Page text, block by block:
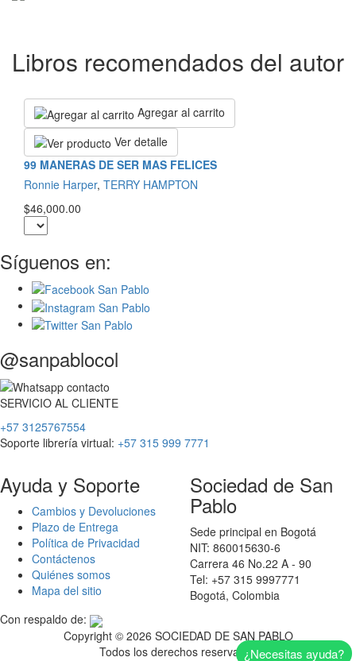
Libros recomendados del autor
Agregar al carrito
Ver detalle
99 MANERAS DE SER MAS FELICES
Ronnie Harper, TERRY HAMPTON
$46,000.00
Síguenos en:
@sanpablocol
SERVICIO AL CLIENTE
+57 3125767554
Soporte librería virtual: +57 315 999 7771
Ayuda y Soporte
Cambios y Devoluciones
Plazo de Entrega
Política de Privacidad
Contáctenos
Quiénes somos
Mapa del sitio
Sociedad de San
Pablo
Sede principal en Bogotá
NIT: 860015630-6
Carrera 46 No.22 A - 90
Tel: +57 315 9997771
Bogotá, Colombia
Con respaldo de:
Copyright © 2026 SOCIEDAD DE SAN PABLO
Todos los derechos reservados¿Necesitas ayuda?